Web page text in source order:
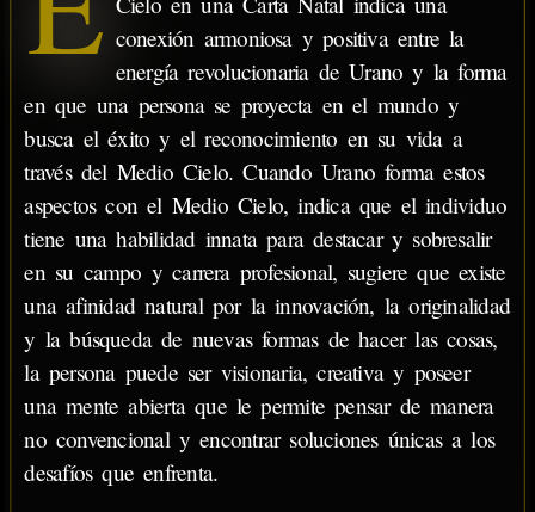
conexión armoniosa y positiva entre la
energía revolucionaria de Urano y la forma
en que una persona se proyecta en el mundo y
busca el éxito y el reconocimiento en su vida a
través del Medio Cielo. Cuando Urano forma estos
aspectos con el Medio Cielo, indica que el individuo
tiene una habilidad innata para destacar y sobresalir
en su campo y carrera profesional, sugiere que existe
una afinidad natural por la innovación, la originalidad
y la búsqueda de nuevas formas de hacer las cosas,
la persona puede ser visionaria, creativa y poseer
una mente abierta que le permite pensar de manera
no convencional y encontrar soluciones únicas a los
desafíos que enfrenta.